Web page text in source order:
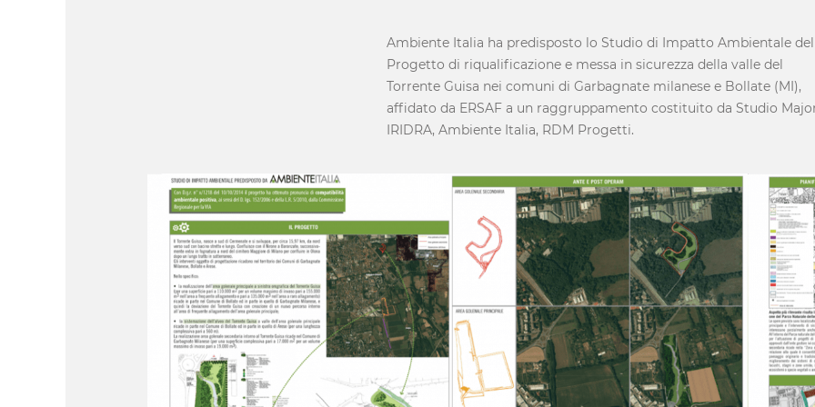
Ambiente Italia ha predisposto lo Studio di Impatto Ambientale del
Progetto di riqualificazione e messa in sicurezza della valle del
Torrente Guisa nei comuni di Garbagnate milanese e Bollate (MI),
affidato da ERSAF a un raggruppamento costituito da Studio
IRIDRA, Ambiente Italia, RDM Progetti.